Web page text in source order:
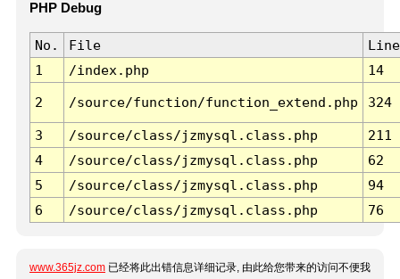
PHP Debug
No. File
Line
1
/index.php 14
2 /source/function/function_extend.php 324
3 /source/class/jzmysql.class.php
211
4
/source/class/jzmysql.class.php
62
5
/source/class/jzmysql.class.php
94
6
/source/class/jzmysql.class.php 76
www.365jz.com 已经将此出错信息详细记录, 由此给您带来的访问不便我